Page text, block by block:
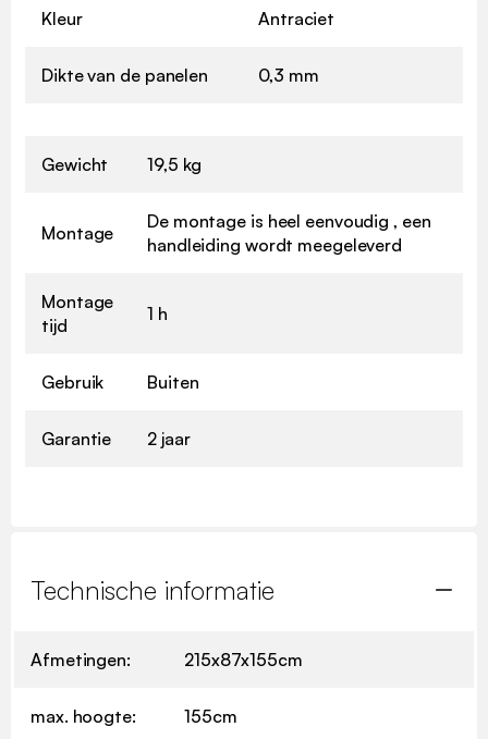
Kleur Antraciet
Dikte van de panelen 0,3 mm
Gewicht 19,5 kg
Montage
De montage is heel eenvoudig , een
handleiding wordt meegeleverd
Montage
tijd
1 h
Gebruik Buiten
Garantie 2 jaar
Technische informatie
Afmetingen: 215x87x155cm
max. hoogte: 155cm